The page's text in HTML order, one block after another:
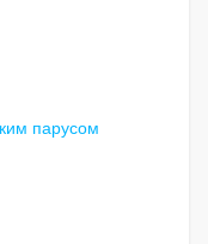
парусом